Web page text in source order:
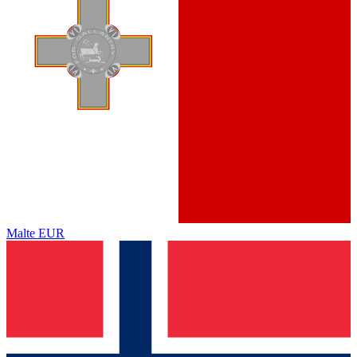
Malte EUR